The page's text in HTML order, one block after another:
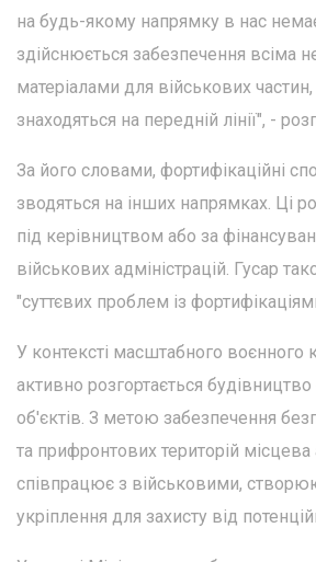
на будь-якому напрямку в нас
здійснюється забезпечення всіма
матеріалами для військових частин,
знаходяться на передній лінії", -
За його словами, фортифікаційні
зводяться на інших напрямках. Ці
під керівництвом або за
військових адміністрацій. Гусар
"суттєвих проблем із
У контексті масштабного воєнного
активно розгортається
об'єктів. З метою забезпечення
та прифронтових територій місцева
співпрацює з військовими,
укріплення для захисту від